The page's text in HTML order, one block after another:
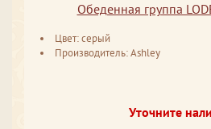
Обеденная группа
Цвет: серый
Производитель: Ashley
Уточните